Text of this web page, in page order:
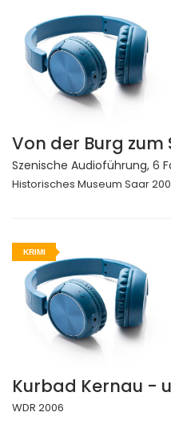
Von der Burg zum
Szenische Audioführung, 6
Historisches Museum Saar
KRIMI
Kurbad Kernau -
WDR 2006